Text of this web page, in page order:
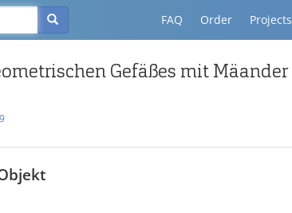
FAQ Order Projects
Gefäßes mit Mäander